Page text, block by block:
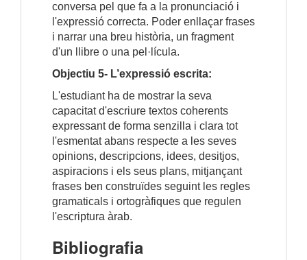
conversa pel que fa a la pronunciació i
l'expressió correcta. Poder enllaçar frases
i narrar una breu història, un fragment
d'un llibre o una pel·lícula.
Objectiu 5- L’expressió escrita:
L'estudiant ha de mostrar la seva
capacitat d'escriure textos coherents
expressant de forma senzilla i clara tot
l'esmentat abans respecte a les seves
opinions, descripcions, idees, desitjos,
aspiracions i els seus plans, mitjançant
frases ben construïdes seguint les regles
gramaticals i ortogràfiques que regulen
l'escriptura àrab.
Bibliografia